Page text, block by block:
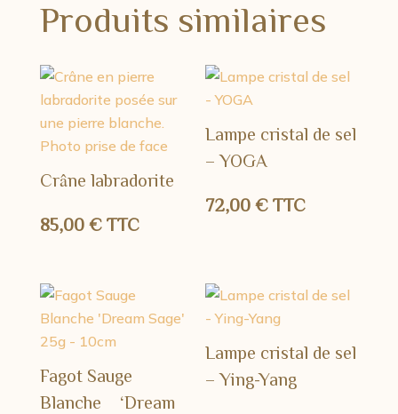
Produits similaires
Crâne labradorite
85,00 € TTC
Lampe cristal de sel
– YOGA
72,00€ TTC
Fagot Sauge
Blanche ‘Dream
Lampe cristal de sel
– Ying-Yang